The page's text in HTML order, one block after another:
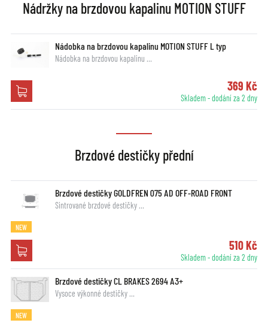
Nádržky na brzdovou kapalinu MOTION STUFF
Nádobka na brzdovou kapalinu MOTION STUFF L typ
Nádobka na brzdovou kapalinu …
369 Kč
Skladem - dodání za 2 dny
Brzdové destičky přední
Brzdové destičky GOLDFREN 075 AD OFF-ROAD FRONT
Sintrované brzdové destičky …
NEW
510 Kč
Skladem - dodání za 2 dny
Brzdové destičky CL BRAKES 2694 A3+
Vysoce výkonné destičky …
NEW